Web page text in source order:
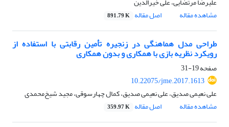
مشاهده مقاله
اصل مقاله 891.79 K
طراحی مدل هماهنگی در زنجیره تأمین رقابتی با استفاده از
رویکرد نظریه بازی با همکاری و بدون همکاری
صفحه19-31
10.22075/jme.2017.1613
علی نعیمی صدیق، علی نعیمی صدیق، کمال چهارسوقی، مجید شیخ‌محمدی
مشاهده مقاله
اصل مقاله 359.97 K